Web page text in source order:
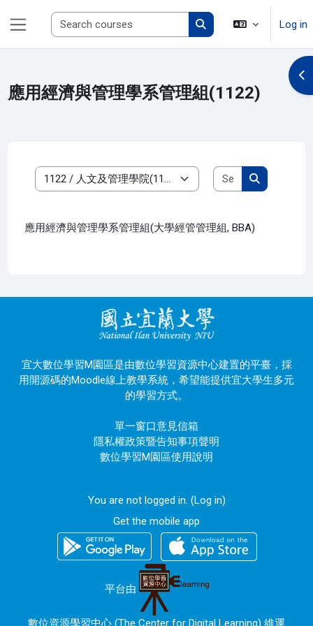
Side panel
Search courses
Search courses
Log in
應用經濟與管理學系管理組(1122)
Course categories
Search
Search
應用經濟與管理學系管理組(大學經管管理組, BBA)
宜大數位學習M園區是由數位學習資源中心建置的平臺，採
用開源碼的Moodle線上教學系統，希望能提供宜大學生多元
的學習方式。
單一窗口意見信箱
隱私權政策暨告知事項聲明
數位學習M園區使用說明
You are not logged in. (Log in)
Get the mobile app
平台由
數位資源學習中心 (The Center for Digital Learning) 維運